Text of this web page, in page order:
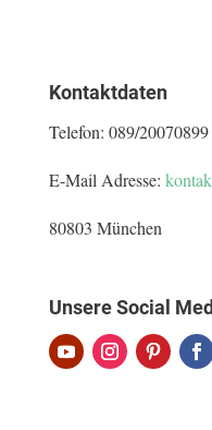
Kontaktdaten
Telefon: 089/20070899
E-Mail Adresse:
80803 München
Unsere Social